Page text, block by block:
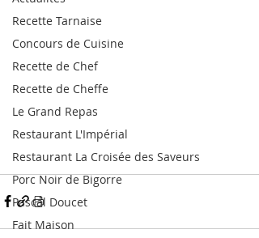
Recette Tarnaise
Concours de Cuisine
Recette de Chef
Recette de Cheffe
Le Grand Repas
Restaurant L'Impérial
Restaurant La Croisée des Saveurs
Porc Noir de Bigorre
Pascal Doucet
Fait Maison